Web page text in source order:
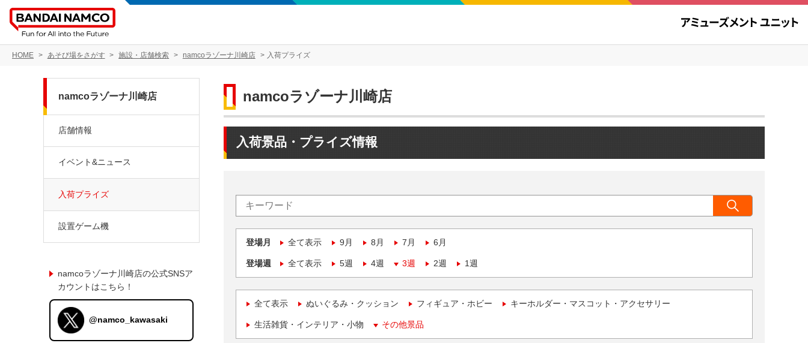
HOME あそび場をさがす 施設・店舗検索 namcoラゾーナ川崎店 入荷プライズ
namcoラゾーナ川崎店
入荷景品・プライズ情報
登場月 全て表示 9月 8月 7月 6月
登場週 全て表示 5週 4週 3週 2週 1週
全て表示 ぬいぐるみ・クッション フィギュア・ホビー キーホルダー・マスコット・アクセサリー
生活雑貨・インテリア・小物 その他景品
namcoラゾーナ川崎店
店舗情報
イベント&ニュース
入荷プライズ
設置ゲーム機
namcoラゾーナ川崎店の公式SNSア
カウントはこちら！
@namco_kawasaki